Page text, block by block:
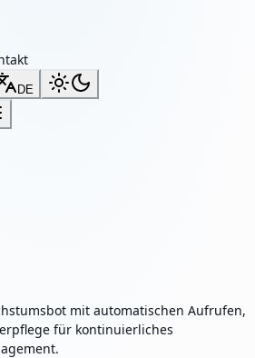
DE
mit automatischen Aufrufen,
für kontinuierliches